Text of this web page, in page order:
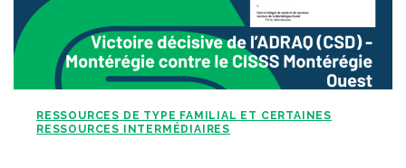
RESSOURCES DE TYPE FAMILIAL ET CERTAINES
RESSOURCES INTERMÉDIAIRES